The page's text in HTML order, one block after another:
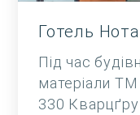
Готель
Під час
матеріали ТМ
330